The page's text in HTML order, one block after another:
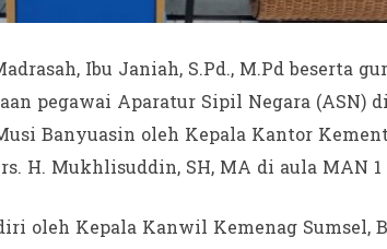
Ibu Janiah, S.Pd., M.Pd beserta
pegawai Aparatur Sipil Negara
Banyuasin oleh Kepala Kantor
H. Mukhlisuddin, SH, MA di aula MAN 1
oleh Kepala Kanwil Kemenag Sumsel,